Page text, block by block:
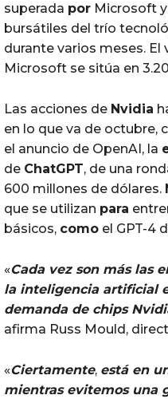
superada por Microsoft y
bursátiles del trío
durante varios meses.
Microsoft se sitúa en
Las acciones de Nvidia
en lo que va de octubre,
el anuncio de OpenAI, la
de ChatGPT, de una
600 millones de dólares.
que se utilizan para
básicos, como el GPT-4
«Cada vez son máslas
la inteligencia artificial
demandade chips
afirma Russ Mould,
«Ciertamente, está en
mientras evitemos una